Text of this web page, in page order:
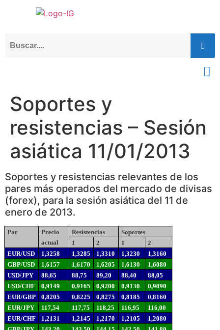
Soportes y
resistencias – Sesión
asiática 11/01/2013
Soportes y resistencias relevantes de los
pares más operados del mercado de divisas
(forex), para la sesión asiática del 11 de
enero de 2013.
Par
Precio
actual
Resistencias
Soportes
1
2 1
2
EUR/USD
1,3258 1,3285 1,3310 1,3230
1,3160
GBP/USD
1,6157 1,6170 1,6205 1,6130
1,6080
USD/JPY
88,65 88,75 89,20 88,40
88,05
USD/CHF
0,9149 0,9165 0,9200 0,9130
0,9090
EUR/GBP
0,8205 0,8225 0,8275 0,8185
0,8160
EUR/JPY
117,54 117,75 118,25 116,95
116,00
EUR/CHF
1,2131 1,2145 1,2170 1,2105
1,2080